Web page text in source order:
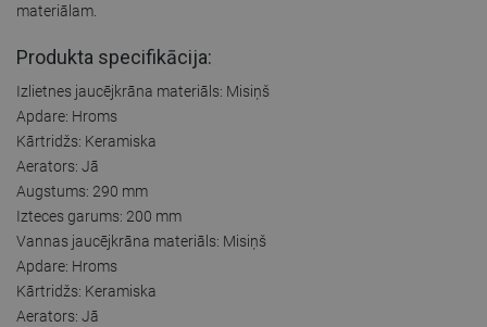
materiālam.
Produkta specifikācija:
Izlietnes jaucējkrāna materiāls: Misiņš
Apdare: Hroms
Kārtridžs: Keramiska
Aerators: Jā
Augstums: 290 mm
Izteces garums: 200 mm
Vannas jaucējkrāna materiāls: Misiņš
Apdare: Hroms
Kārtridžs: Keramiska
Aerators: Jā